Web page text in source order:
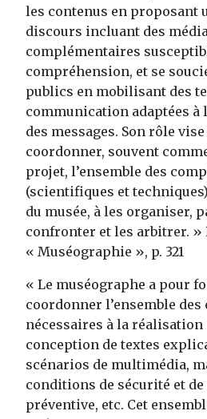
les contenus en proposant
discours incluant des
complémentaires
compréhension, et se
publics en mobilisant des
communication adaptées à
des messages. Son rôle
coordonner, souvent
projet, l’ensemble des
(scientifiques et
du musée, à les organiser,
confronter et les arbitrer. »
« Muséographie », p. 321
« Le muséographe a pour
coordonner l’ensemble des
nécessaires à la réalisation
conception de textes
scénarios de multimédia,
conditions de sécurité et
préventive, etc. Cet